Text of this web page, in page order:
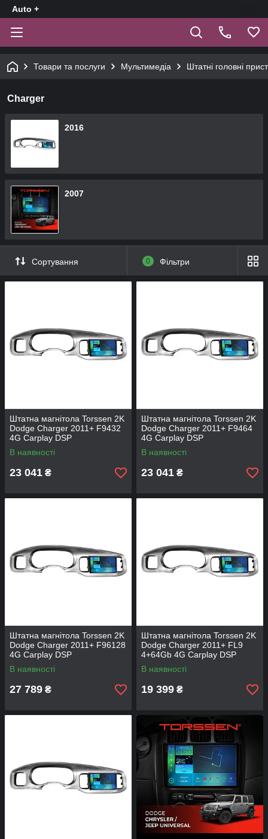
Auto +
Товари та послуги Мультимедіа Штатні головні
Charger
2016
2007
Сортування 0 Фільтри
Штатна магнітола Torssen 2K
Dodge Charger 2011+ F9432
4G Carplay DSP
В наявності
23 041 ₴
Штатна магнітола Torssen 2K
Dodge Charger 2011+ F9464
4G Carplay DSP
В наявності
23 041 ₴
Штатна магнітола Torssen 2K
Dodge Charger 2011+ F96128
4G Carplay DSP
В наявності
27 789 ₴
Штатна магнітола Torssen 2K
Dodge Charger 2011+ FL9
4+64Gb 4G Carplay DSP
В наявності
19 399 ₴